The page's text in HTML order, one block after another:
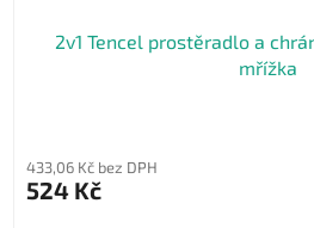
2v1 Tencel prostěradlo a
mřížka
433,06 Kč bez DPH
524 Kč